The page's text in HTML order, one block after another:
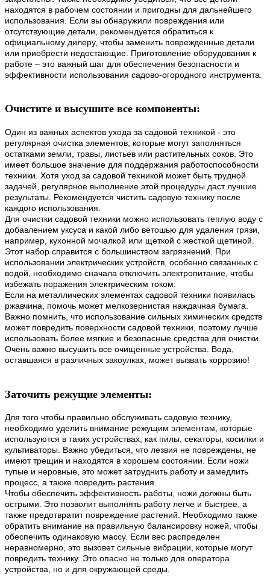
находятся в рабочем состоянии и пригодны для дальнейшего
использования. Если вы обнаружили повреждения или
отсутствующие детали, рекомендуется обратиться к
официальному дилеру, чтобы заменить поврежденные детали
или приобрести недостающие. Приготовление оборудования к
работе – это важный шаг для обеспечения безопасности и
эффективности использования садово-огородного инструмента.
Очистите и высушите все компоненты:
Один из важных аспектов ухода за садовой техникой - это
регулярная очистка элементов, которые могут заполняться
остатками земли, травы, листьев или растительных соков. Это
имеет большое значение для поддержания работоспособности
техники. Хотя уход за садовой техникой может быть трудной
задачей, регулярное выполнение этой процедуры даст лучшие
результаты. Рекомендуется чистить садовую технику после
каждого использования.
Для очистки садовой техники можно использовать теплую воду с
добавлением уксуса и какой либо ветошью для удаления грязи,
например, кухонной мочалкой или щеткой с жесткой щетиной.
Этот набор справится с большинством загрязнений. При
использовании электрических устройств, особенно связанных с
водой, необходимо сначала отключить электропитание, чтобы
избежать поражения электрическим током.
Если на металлических элементах садовой техники появилась
ржавчина, помочь может мелкозернистая наждачная бумага.
Важно помнить, что использование сильных химических средств
может повредить поверхности садовой техники, поэтому лучше
использовать более мягкие и безопасные средства для очистки.
Очень важно высушить все очищенные устройства. Вода,
оставшаяся в различных закоулках, может вызвать коррозию!
Заточить режущие элементы:
Для того чтобы правильно обслуживать садовую технику,
необходимо уделить внимание режущим элементам, которые
используются в таких устройствах, как пилы, секаторы, косилки и
культиваторы. Важно убедиться, что лезвия не повреждены, не
имеют трещин и находятся в хорошем состоянии. Если ножи
тупые и неровные, это может затруднить работу и замедлить
процесс, а также повредить растения.
Чтобы обеспечить эффективность работы, ножи должны быть
острыми. Это позволит выполнять работу легче и быстрее, а
также предотвратит повреждение растений. Необходимо также
обратить внимание на правильную балансировку ножей, чтобы
обеспечить одинаковую массу. Если вес распределен
неравномерно, это вызовет сильные вибрации, которые могут
повредить технику. Это опасно не только для оператора
устройства, но и для окружающей среды.